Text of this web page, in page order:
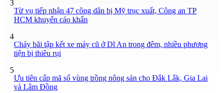
3
Từ vụ tiếp nhận 47 công dân bị Mỹ trục xuất, Công an TP
HCM khuyến cáo khẩn
4
Cháy bãi tập kết xe máy cũ ở Dĩ An trong đêm, nhiều phương
tiện bị thiêu rụi
5
Ưu tiên cấp mã số vùng trồng nông sản cho Đắk Lắk, Gia Lai
và Lâm Đồng